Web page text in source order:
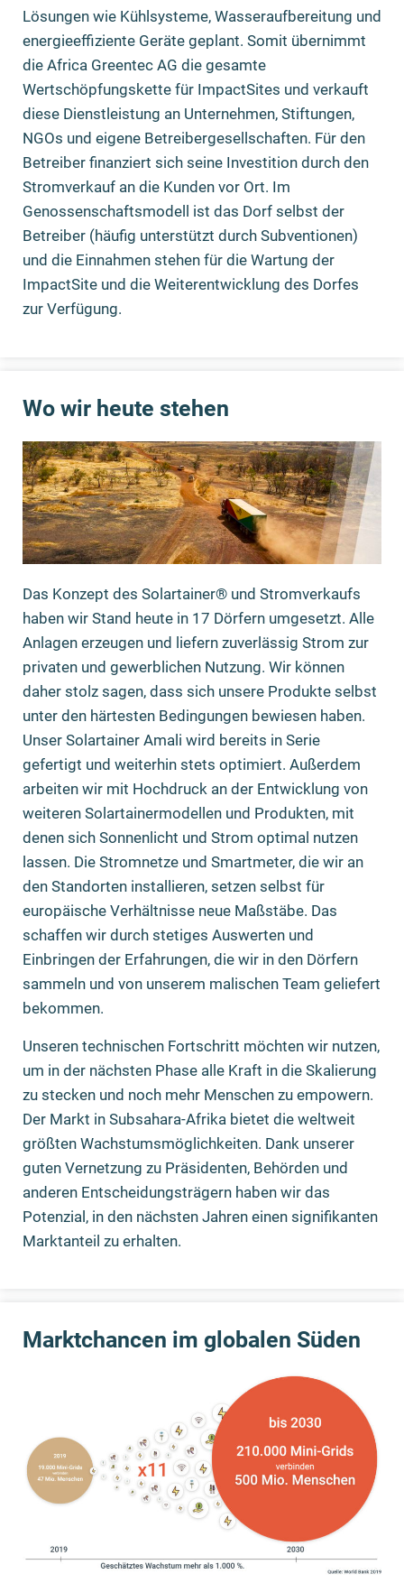
Lösungen wie Kühlsysteme, Wasseraufbereitung und
energieeffiziente Geräte geplant. Somit übernimmt
die Africa Greentec AG die gesamte
Wertschöpfungskette für ImpactSites und verkauft
diese Dienstleistung an Unternehmen, Stiftungen,
NGOs und eigene Betreibergesellschaften. Für den
Betreiber finanziert sich seine Investition durch den
Stromverkauf an die Kunden vor Ort. Im
Genossenschaftsmodell ist das Dorf selbst der
Betreiber (häufig unterstützt durch Subventionen)
und die Einnahmen stehen für die Wartung der
ImpactSite und die Weiterentwicklung des Dorfes
zur Verfügung.
Wo wir heute stehen
Das Konzept des Solartainer® und Stromverkaufs
haben wir Stand heute in 17 Dörfern umgesetzt. Alle
Anlagen erzeugen und liefern zuverlässig Strom zur
privaten und gewerblichen Nutzung. Wir können
daher stolz sagen, dass sich unsere Produkte selbst
unter den härtesten Bedingungen bewiesen haben.
Unser Solartainer Amali wird bereits in Serie
gefertigt und weiterhin stets optimiert. Außerdem
arbeiten wir mit Hochdruck an der Entwicklung von
weiteren Solartainermodellen und Produkten, mit
denen sich Sonnenlicht und Strom optimal nutzen
lassen. Die Stromnetze und Smartmeter, die wir an
den Standorten installieren, setzen selbst für
europäische Verhältnisse neue Maßstäbe. Das
schaffen wir durch stetiges Auswerten und
Einbringen der Erfahrungen, die wir in den Dörfern
sammeln und von unserem malischen Team geliefert
bekommen.
Unseren technischen Fortschritt möchten wir nutzen,
um in der nächsten Phase alle Kraft in die Skalierung
zu stecken und noch mehr Menschen zu empowern.
Der Markt in Subsahara-Afrika bietet die weltweit
größten Wachstumsmöglichkeiten. Dank unserer
guten Vernetzung zu Präsidenten, Behörden und
anderen Entscheidungsträgern haben wir das
Potenzial, in den nächsten Jahren einen signifikanten
Marktanteil zu erhalten.
Marktchancen im globalen Süden